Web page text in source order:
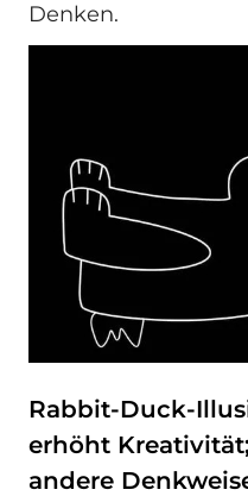
Denken.
Rabbit-Duck-
erhöht
andere